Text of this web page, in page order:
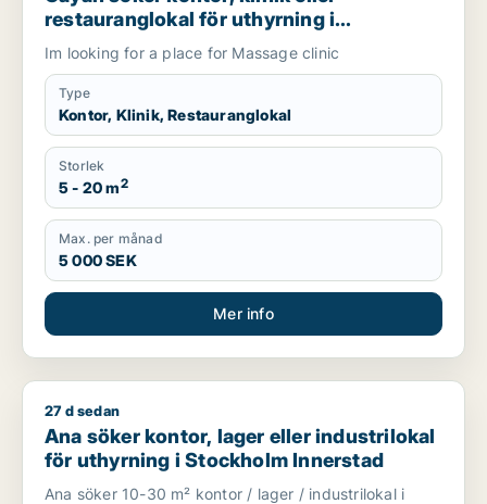
restauranglokal för uthyrning i
Stockholm Innerstad eller Söderort
Im looking for a place for Massage clinic
Type
Kontor, Klinik, Restauranglokal
Storlek
5 - 20 m2
Max. per månad
5 000 SEK
Mer info
Ana söker kontor, lager eller industrilokal för uthyrning i
27 d sedan
Ana söker kontor, lager eller industrilokal
för uthyrning i Stockholm Innerstad
Ana söker 10-30 m² kontor / lager / industrilokal i